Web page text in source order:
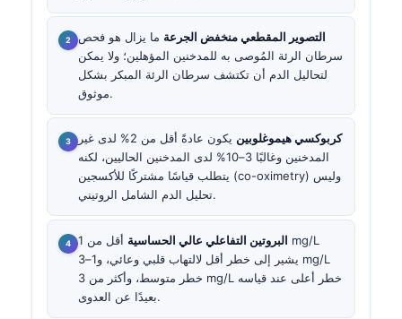
التصوير المقطعي منخفض الجرعة ما يزال هو فحص
سرطان الرئة المُوصى به للمدخنين المؤهلين؛ ولا يمكن
لتحاليل الدم أن تكتشف سرطان الرئة المبكر بشكل
موثوق.
كربوكسي هيموغلوبين
يكون عادةً أقل من 2% لدى غير
المدخنين وغالبًا 3–10% لدى المدخنين الحاليين، لكنه
يتطلب قياسًا مشتركًا للأكسجين (co-oximetry) وليس
تحليل الدم الشامل الروتيني.
البروتين التفاعلي عالي الحساسية
أقل من 1 mg/L
يشير إلى خطر أقل لالتهاب قلبي وعائي، و1–3 mg/L
خطر متوسط، وأكثر من 3 mg/L خطر أعلى عند قياسه
بعيدًا عن العدوى.